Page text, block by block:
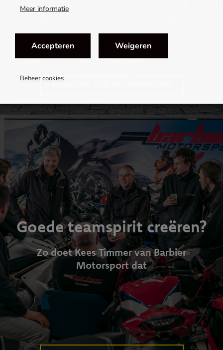
Goede teamspirit creëren?
Zo doet Kees Timmer van Barbier
Motorsport dat
Meer informatie
Accepteren Weigeren
Beheer cookies